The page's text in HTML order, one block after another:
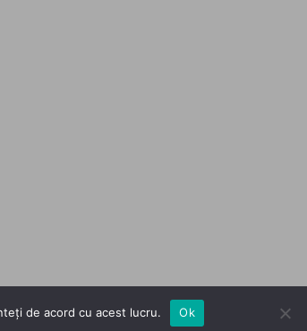
de acord cu acest lucru. Ok